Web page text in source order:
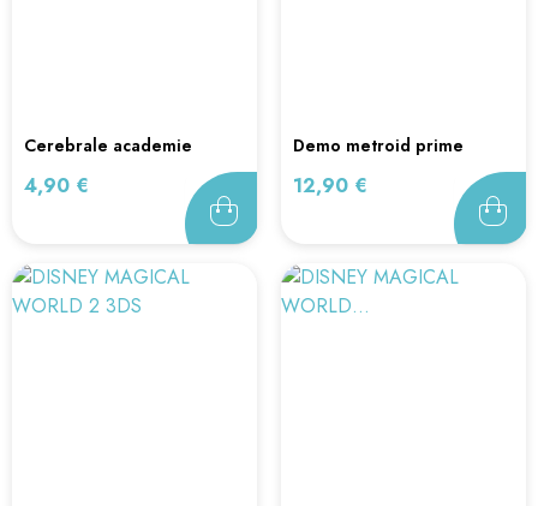
cerebrale academie
Prix
4,90 €
demo metroid prime
Prix
12,90 €